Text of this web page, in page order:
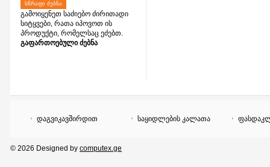
ᲡᲬᲠᲐᲤᲘ ᲫᲔᲑᲜᲐ
გამოიყენეთ საძიებო ძირითადი
სიტყვები, რათა იპოვოთ ის
პროდუქტი, რომელსაც ეძებთ.
გაფართოებული ძებნა
დაგვიკავშირდით საყიდლების კალათა
© 2026 Designed by computex.ge